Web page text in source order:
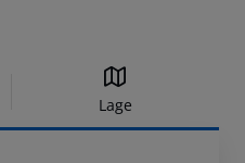
Lage